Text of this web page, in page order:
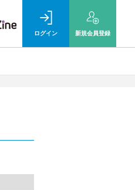
ログイン 新規会員登録